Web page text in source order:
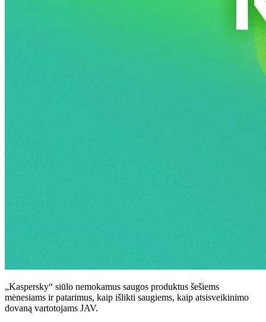
„Kaspersky“ siūlo nemokamus saugos produktus šešiems
mėnesiams ir patarimus, kaip išlikti saugiems, kaip atsisveikinimo
dovaną vartotojams JAV.